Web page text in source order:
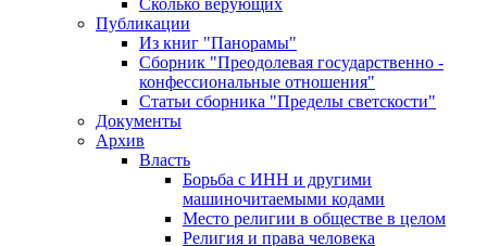
Сколько верующих
Публикации
Из книг "Панорамы"
Сборник "Преодолевая государственно -
конфессиональные отношения"
Статьи сборника "Пределы светскости"
Документы
Архив
Власть
Борьба с ИНН и другими
машиночитаемыми кодами
Место религии в обществе в целом
Религия и права человека